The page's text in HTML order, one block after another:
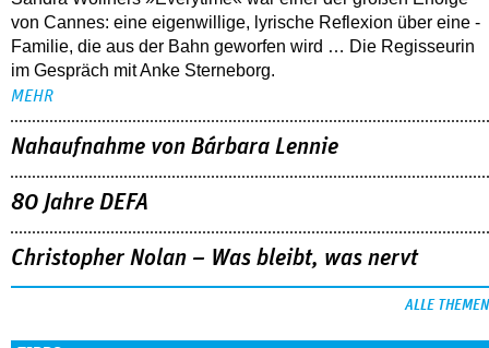
80 Jahre DEFA
Christopher Nolan – Was bleibt, was nervt
TIPPS
06.08.2026
arte-Mediathek: »Die Welt braucht mehr
Zauberer«